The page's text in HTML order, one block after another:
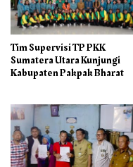
Tim Supervisi TP PKK
Sumatera Utara Kunjungi
Kabupaten Pakpak Bharat